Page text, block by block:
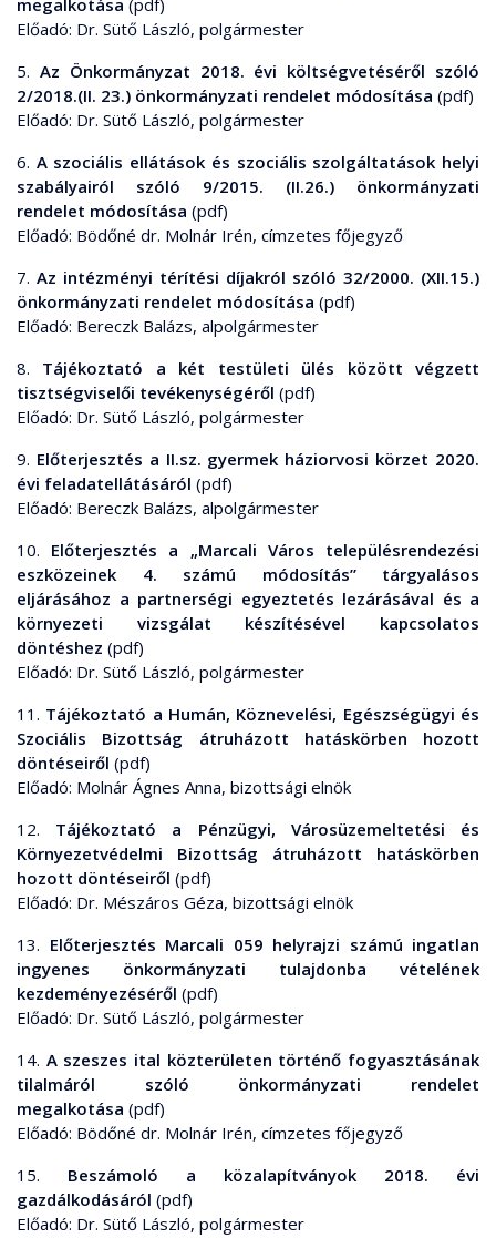
megalkotása (pdf)
Előadó: Dr. Sütő László, polgármester
5. Az Önkormányzat 2018. évi költségvetéséről szóló
2/2018.(II. 23.) önkormányzati rendelet módosítása (pdf)
Előadó: Dr. Sütő László, polgármester
6. A szociális ellátások és szociális szolgáltatások helyi
szabályairól szóló 9/2015. (II.26.) önkormányzati
rendelet módosítása (pdf)
Előadó: Bödőné dr. Molnár Irén, címzetes főjegyző
7. Az intézményi térítési díjakról szóló 32/2000. (XII.15.)
önkormányzati rendelet módosítása (pdf)
Előadó: Bereczk Balázs, alpolgármester
8. Tájékoztató a két testületi ülés között végzett
tisztségviselői tevékenységéről (pdf)
Előadó: Dr. Sütő László, polgármester
9. Előterjesztés a II.sz. gyermek háziorvosi körzet 2020.
évi feladatellátásáról (pdf)
Előadó: Bereczk Balázs, alpolgármester
10. Előterjesztés a „Marcali Város településrendezési
eszközeinek 4. számú módosítás” tárgyalásos
eljárásához a partnerségi egyeztetés lezárásával és a
környezeti vizsgálat készítésével kapcsolatos
döntéshez (pdf)
Előadó: Dr. Sütő László, polgármester
11. Tájékoztató a Humán, Köznevelési, Egészségügyi és
Szociális Bizottság átruházott hatáskörben hozott
döntéseiről (pdf)
Előadó: Molnár Ágnes Anna, bizottsági elnök
12. Tájékoztató a Pénzügyi, Városüzemeltetési és
Környezetvédelmi Bizottság átruházott hatáskörben
hozott döntéseiről (pdf)
Előadó: Dr. Mészáros Géza, bizottsági elnök
13. Előterjesztés Marcali 059 helyrajzi számú ingatlan
ingyenes önkormányzati tulajdonba vételének
kezdeményezéséről (pdf)
Előadó: Dr. Sütő László, polgármester
14. A szeszes ital közterületen történő fogyasztásának
tilalmáról szóló önkormányzati rendelet
megalkotása (pdf)
Előadó: Bödőné dr. Molnár Irén, címzetes főjegyző
15. Beszámoló a közalapítványok 2018. évi
gazdálkodásáról (pdf)
Előadó: Dr. Sütő László, polgármester